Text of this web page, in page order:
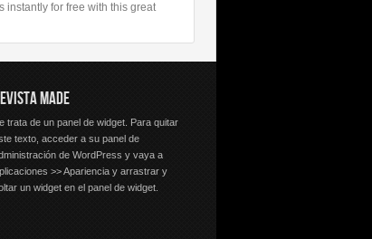
instantly for free with this great
MADE
trata de un panel de widget. Para quitar
texto, acceder a su panel de
de WordPress y vaya a
>> Apariencia y arrastrar y
un widget en el panel de widget.